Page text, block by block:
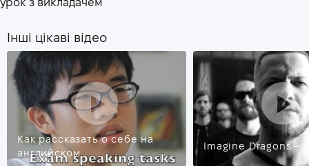
Інші цікаві відео
Как рассказать о себе на
английском
Imagine Dragons –